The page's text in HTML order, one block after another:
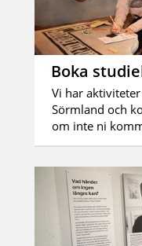
Boka
Vi har
Sörmland och
om inte ni